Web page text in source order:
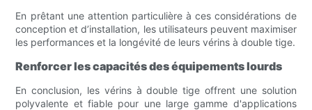
En prêtant une attention particulière à ces considérations de
conception et d’installation, les utilisateurs peuvent maximiser
les performances et la longévité de leurs vérins à double tige.
Renforcer les capacités des équipements lourds
En conclusion, les vérins à double tige offrent une solution
polyvalente et fiable pour une large gamme d'applications